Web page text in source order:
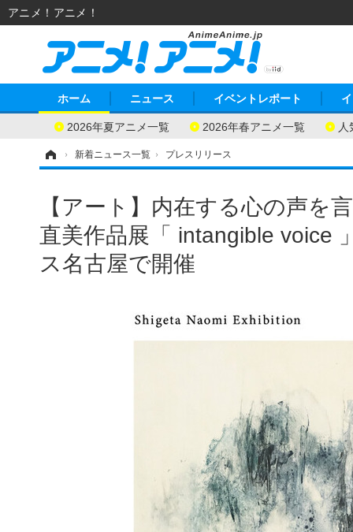
ホーム
2026年夏アニメ一覧 2026年春アニメ一覧
ニュース イベントレポート
› 新着ニュース一覧 › プレスリリース
【アート】内在する心の声を
直美作品展「 intangible voice
ス名古屋で開催
アニメ！アニメ！